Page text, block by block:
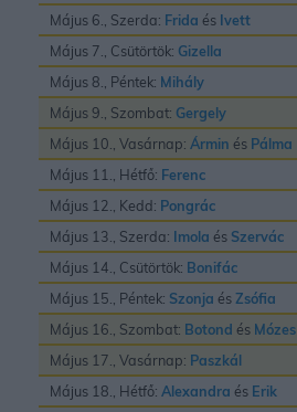
Május 6., Szerda: Frida és Ivett
Május 7., Csütörtök: Gizella
Május 8., Péntek: Mihály
Május 9., Szombat: Gergely
Május 10., Vasárnap: Ármin és Pálma
Május 11., Hétfő: Ferenc
Május 12., Kedd: Pongrác
Május 13., Szerda: Imola és Szervác
Május 14., Csütörtök: Bonifác
Május 15., Péntek: Szonja ésZsófia
Május 16., Szombat: Botond és Mózes
Május 17., Vasárnap: Paszkál
Május 18., Hétfő: Alexandra és Erik